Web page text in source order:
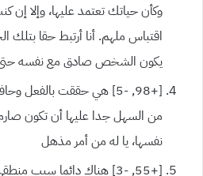
وكأن حياتك تعتمد عليها، وإلا
اقتباس ملهم. أنا أرتبط حقا بتلك
يكون الشخص صادق مع نفسه حتى
[+98, -5] هي حققت بالفعل
من السهل جدا عليها أن تكون
نفسها، يا له من أمر مذهل
[+55, -3] هناك دائما سبب منطقي وراء نجاح الناس